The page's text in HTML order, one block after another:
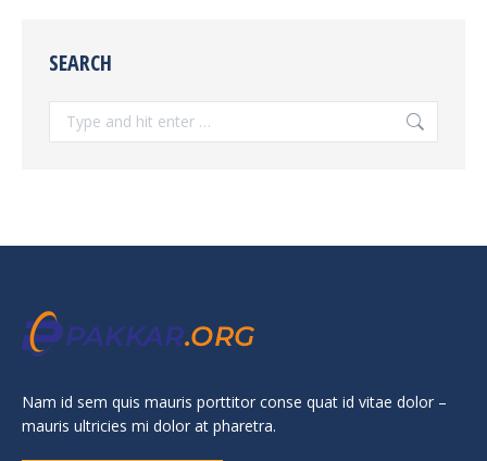
SEARCH
Search:
Nam id sem quis mauris porttitor conse quat id vitae dolor –
mauris ultricies mi dolor at pharetra.